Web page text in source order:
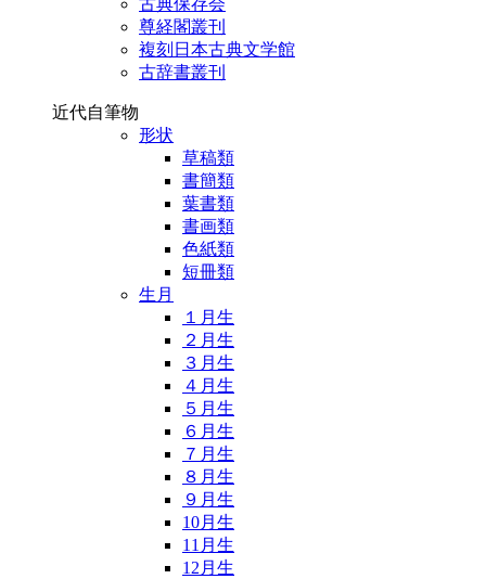
古典保存会
尊経閣叢刊
複刻日本古典文学館
古辞書叢刊
近代自筆物
形状
草稿類
書簡類
葉書類
書画類
色紙類
短冊類
生月
１月生
２月生
３月生
４月生
５月生
６月生
７月生
８月生
９月生
10月生
11月生
12月生